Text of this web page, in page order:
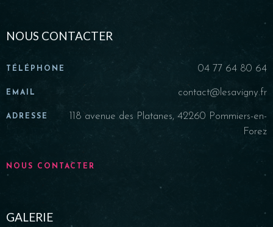
NOUS CONTACTER
TÉLÉPHONE 04 77 64 80 64
EMAIL contact@lesavigny.fr
ADRESSE
118 avenue des Platanes, 42260 Pommiers-en-
Forez
NOUS CONTACTER
GALERIE